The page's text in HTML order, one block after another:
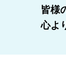
皆様
心よ